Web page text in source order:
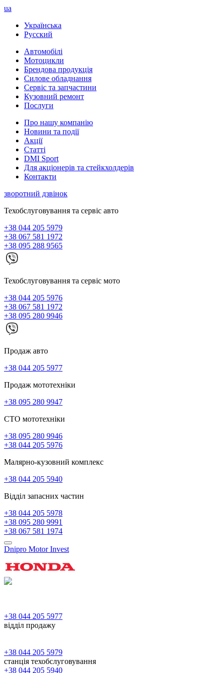
ua
Українська
Русский
Автомобілі
Мотоцикли
Брендова продукція
Силове обладнання
Сервіс та запчастини
Кузовний ремонт
Послуги
Про нашу компанію
Новини та події
Акції
Статті
DMI Sport
Для акціонерів та стейкхолдерів
Контакти
зворотний дзвінок
Техобслуговування та сервіс авто
+38 044 205 5979
+38 067 581 1972
+38 095 288 9565
Техобслуговування та сервіс мото
+38 044 205 5976
+38 067 581 1972
+38 095 280 9946
Продаж авто
+38 044 205 5977
Продаж мототехніки
+38 095 280 9947
СТО мототехніки
+38 095 280 9946
+38 044 205 5976
Малярно-кузовний комплекс
+38 044 205 5940
Відділ запасних частин
+38 044 205 5978
+38 095 280 9991
+38 067 581 1974
Dnipro Motor Invest
+38 044 205 5977
відділ продажу
+38 044 205 5979
станція техобслуговування
+38 044 205 5940